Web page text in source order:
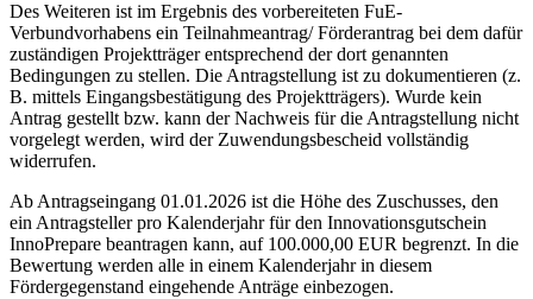
Des Weiteren ist im Ergebnis des vorbereiteten FuE-
Verbundvorhabens ein Teilnahmeantrag/ Förderantrag bei dem dafür
zuständigen Projektträger entsprechend der dort genannten
Bedingungen zu stellen. Die Antragstellung ist zu dokumentieren (z.
B. mittels Eingangsbestätigung des Projektträgers). Wurde kein
Antrag gestellt bzw. kann der Nachweis für die Antragstellung nicht
vorgelegt werden, wird der Zuwendungsbescheid vollständig
widerrufen.
Ab Antragseingang 01.01.2026 ist die Höhe des Zuschusses, den
ein Antragsteller pro Kalenderjahr für den Innovationsgutschein
InnoPrepare beantragen kann, auf 100.000,00 EUR begrenzt. In die
Bewertung werden alle in einem Kalenderjahr in diesem
Fördergegenstand eingehende Anträge einbezogen.